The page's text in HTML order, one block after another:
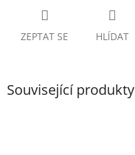
ZEPTAT SE HLÍDAT
Související produkty